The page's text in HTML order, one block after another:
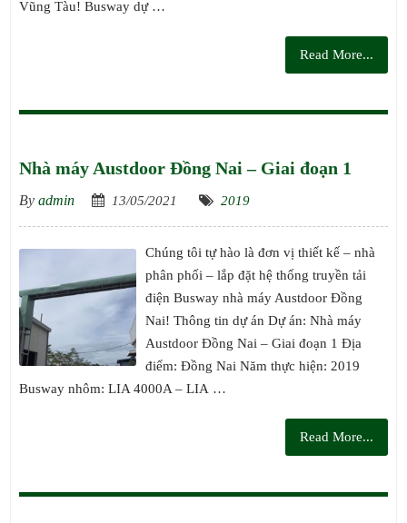
Vũng Tàu! Busway dự …
Read More...
Nhà máy Austdoor Đồng Nai – Giai đoạn 1
By admin 13/05/2021 2019
Chúng tôi tự hào là đơn vị thiết kế – nhà
phân phối – lắp đặt hệ thống truyền tải
điện Busway nhà máy Austdoor Đồng
Nai! Thông tin dự án Dự án: Nhà máy
Austdoor Đồng Nai – Giai đoạn 1 Địa
điểm: Đồng Nai Năm thực hiện: 2019
Busway nhôm: LIA 4000A – LIA …
Read More...